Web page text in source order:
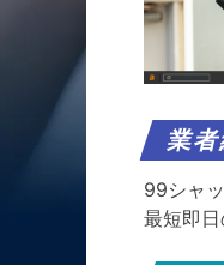
業
99シャ
最短即